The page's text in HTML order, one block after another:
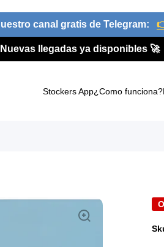
canal gratis de Telegram:
Nuevas llegadas ya disponibles 🚀
Stockers App¿Como funciona?